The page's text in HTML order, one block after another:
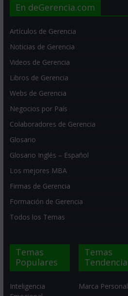
En deGerencia.com
Artículos de Gerencia
Noticias de Gerencia
Videos de Gerencia
Libros de Gerencia
Webs de Gerencia
Negocios por País
Colaboradores de Gerencia
Glosario
Glosario Inglés – Español
Los mejores MBA
Firmas de Gerencia
Formación de Gerencia
Todos los Temas
Temas
Populares
Inteligencia
Temas
Tendencia
Marca Personal